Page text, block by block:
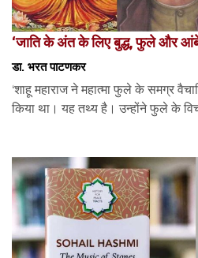
‘जाति के अंत के लिए बुद्ध, फुले और
डा. भरत पाटणकर
‘शाहू महाराज ने महात्मा फुले के समग्र
किया था। यह तथ्य है। उन्होंने फुले के